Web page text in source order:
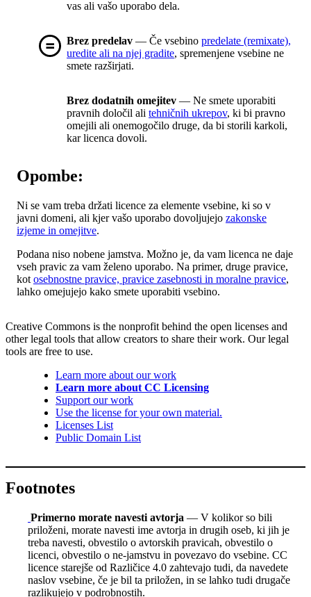
vas ali vašo uporabo dela.
Brez predelav — Če vsebino predelate (remixate),
uredite ali na njej gradite, spremenjene vsebine ne
smete razširjati.
Brez dodatnih omejitev — Ne smete uporabiti
pravnih določil ali tehničnih ukrepov, ki bi pravno
omejili ali onemogočilo druge, da bi storili karkoli,
kar licenca dovoli.
Opombe:
Ni se vam treba držati licence za elemente vsebine, ki so v
javni domeni, ali kjer vašo uporabo dovoljujejo zakonske
izjeme in omejitve.
Podana niso nobene jamstva. Možno je, da vam licenca ne daje
vseh pravic za vam želeno uporabo. Na primer, druge pravice,
kot osebnostne pravice, pravice zasebnosti in moralne pravice,
lahko omejujejo kako smete uporabiti vsebino.
Creative Commons is the nonprofit behind the open licenses and
other legal tools that allow creators to share their work. Our legal
tools are free to use.
Learn more about our work
Learn more about CC Licensing
Support our work
Use the license for your own material.
Licenses List
Public Domain List
Footnotes
Primerno morate navesti avtorja — V kolikor so bili
priloženi, morate navesti ime avtorja in drugih oseb, ki jih je
treba navesti, obvestilo o avtorskih pravicah, obvestilo o
licenci, obvestilo o ne-jamstvu in povezavo do vsebine. CC
licence starejše od Različice 4.0 zahtevajo tudi, da navedete
naslov vsebine, če je bil ta priložen, in se lahko tudi drugače
razlikujejo v podrobnostih.